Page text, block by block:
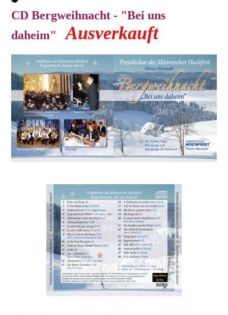
CD Bergweihnacht - "Bei uns
daheim"Ausverkauft